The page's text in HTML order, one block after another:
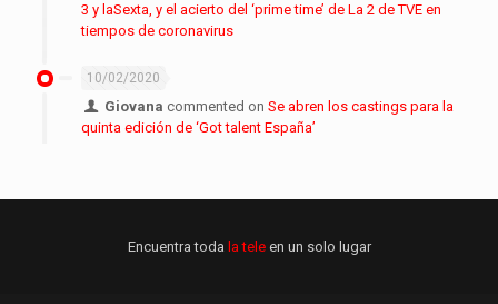
3 y laSexta, y el acierto del ‘prime time’ de La 2 de TVE en
tiempos de coronavirus
10/02/2020
Giovana commented onSe abren los castings para la
quinta edición de ‘Got talent España’
Encuentra toda la tele en un solo lugar